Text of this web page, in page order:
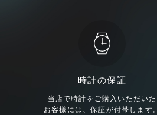
時計の保証
当店で時計をご購入いただいた
お客様には、保証が付帯します。